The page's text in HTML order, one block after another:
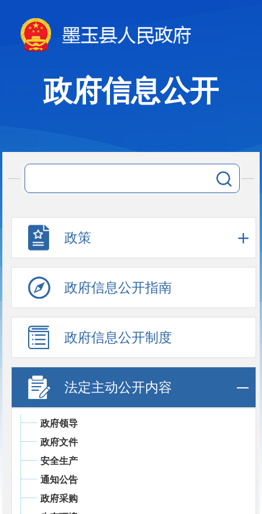
政府信息公开
政策
政府信息公开指南
政府信息公开制度
法定主动公开内容
政府领导
政府文件
安全生产
通知公告
政府采购